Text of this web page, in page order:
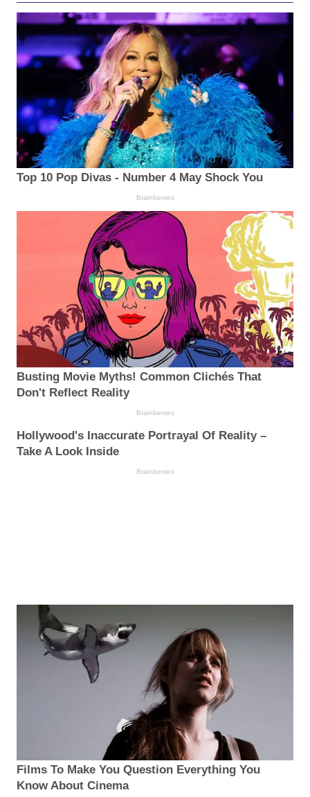
Top 10 Pop Divas - Number 4 May Shock You
Brainberries
Busting Movie Myths! Common Clichés That
Don't Reflect Reality
Brainberries
Hollywood's Inaccurate Portrayal Of Reality –
Take A Look Inside
Brainberries
Films To Make You Question Everything You
Know About Cinema